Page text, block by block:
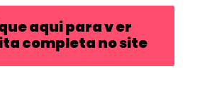
aqui para v er
completa no site